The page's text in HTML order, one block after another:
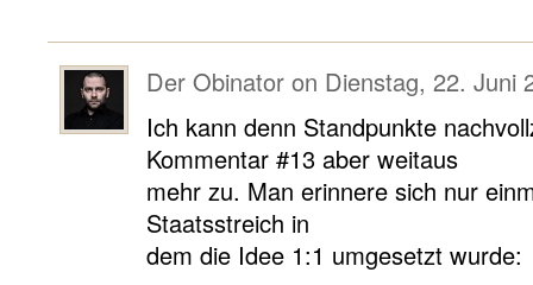
Der Obinator on Dienstag, 22. Juni
Ich kann denn Standpunkte
Kommentar #13 aber weitaus
mehr zu. Man erinnere sich nur
Staatsstreich in
dem die Idee 1:1 umgesetzt wurde: